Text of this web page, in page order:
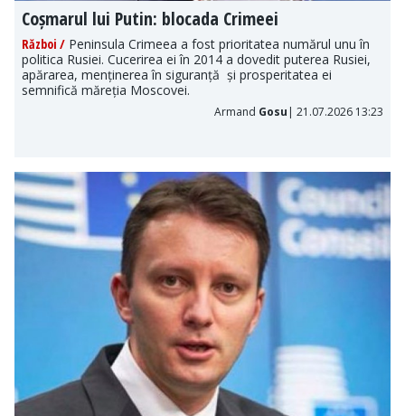
Coșmarul lui Putin: blocada Crimeei
Război / Peninsula Crimeea a fost prioritatea numărul unu în
politica Rusiei. Cucerirea ei în 2014 a dovedit puterea Rusiei,
apărarea, menținerea în siguranță și prosperitatea ei
semnifică măreția Moscovei.
Armand Gosu | 21.07.2026 13:23